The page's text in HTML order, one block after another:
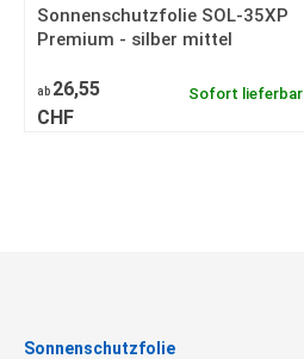
Sonnenschutzfolie SOL-35XP
Premium - silber mittel
ab 26,55
CHF
Sofort lieferbar
Sonnenschutzfolie